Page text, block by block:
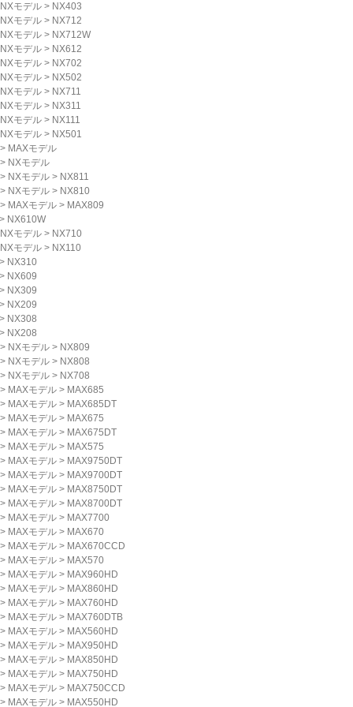
NXモデル > NX403
NXモデル > NX712
NXモデル > NX712W
NXモデル > NX612
NXモデル > NX702
NXモデル > NX502
NXモデル > NX711
NXモデル > NX311
NXモデル > NX111
NXモデル > NX501
> MAXモデル
> NXモデル
> NXモデル > NX811
> NXモデル > NX810
> MAXモデル > MAX809
> NX610W
NXモデル > NX710
NXモデル > NX110
> NX310
> NX609
> NX309
> NX209
> NX308
> NX208
> NXモデル > NX809
> NXモデル > NX808
> NXモデル > NX708
> MAXモデル > MAX685
> MAXモデル > MAX685DT
> MAXモデル > MAX675
> MAXモデル > MAX675DT
> MAXモデル > MAX575
> MAXモデル > MAX9750DT
> MAXモデル > MAX9700DT
> MAXモデル > MAX8750DT
> MAXモデル > MAX8700DT
> MAXモデル > MAX7700
> MAXモデル > MAX670
> MAXモデル > MAX670CCD
> MAXモデル > MAX570
> MAXモデル > MAX960HD
> MAXモデル > MAX860HD
> MAXモデル > MAX760HD
> MAXモデル > MAX760DTB
> MAXモデル > MAX560HD
> MAXモデル > MAX950HD
> MAXモデル > MAX850HD
> MAXモデル > MAX750HD
> MAXモデル > MAX750CCD
> MAXモデル > MAX550HD